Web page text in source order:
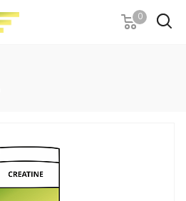
0